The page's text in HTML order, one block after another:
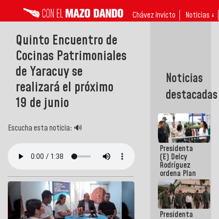
Chávez invicto Noticias ↓
Quinto Encuentro de
Cocinas Patrimoniales
de Yaracuy se
realizará el próximo
19 de junio
Escucha esta noticia: 🔊
Noticias
destacadas
Presidenta
(E) Delcy
Rodríguez
ordena Plan
maestro de
desarrollo
logístico y
turístico
para La
Presidenta